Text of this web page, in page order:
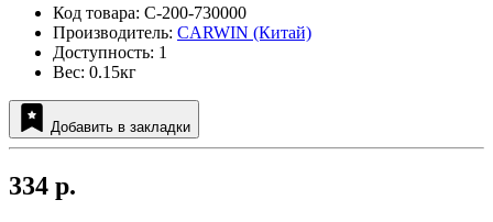
Код товара: C-200-730000
Производитель: CARWIN (Китай)
Доступность: 1
Вес: 0.15кг
Добавить в закладки
334 р.